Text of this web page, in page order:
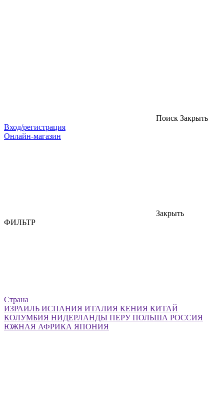
Поиск Закрыть
Вход/регистрация
Онлайн-магазин
Закрыть
ФИЛЬТР
Страна
ИЗРАИЛЬ ИСПАНИЯ ИТАЛИЯ КЕНИЯ КИТАЙ
КОЛУМБИЯ НИДЕРЛАНДЫ ПЕРУПОЛЬША РОССИЯ
ЮЖНАЯ АФРИКА ЯПОНИЯ